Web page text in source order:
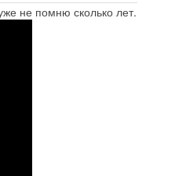
не помню сколько лет.